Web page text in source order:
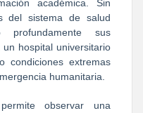
académica. Sin
del sistema de salud
profundamente sus
hospital universitario
condiciones extremas
humanitaria.
observar una